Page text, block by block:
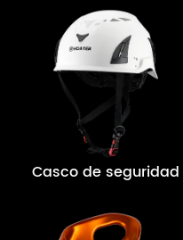
Casco de seguridad